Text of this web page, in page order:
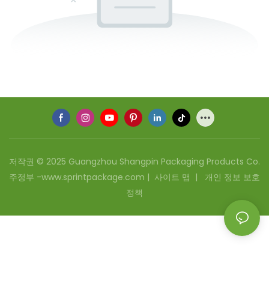
저작권 © 2025 Guangzhou Shangpin Packaging Products Co.
주정부 -www.sprintpackage.com | 사이트 맵 |
개인 정보 보호
정책